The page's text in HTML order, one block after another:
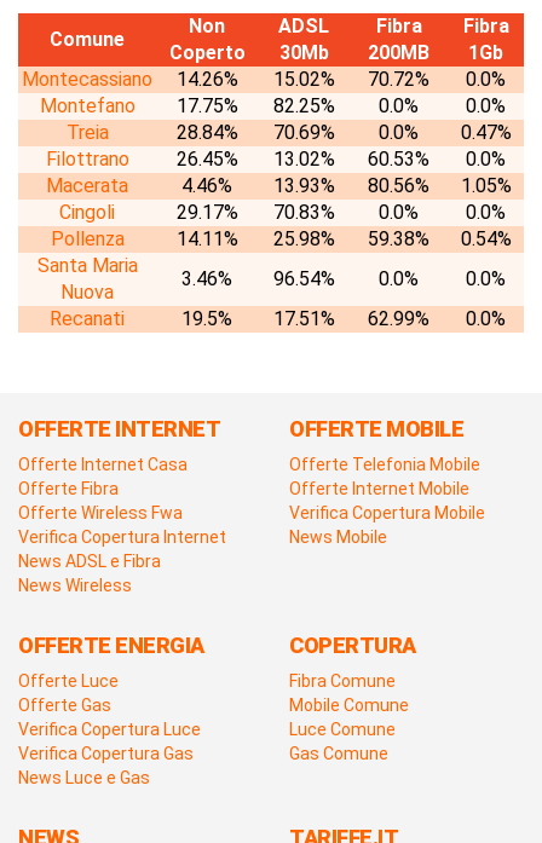
Comune
Non
Coperto
ADSL
30Mb
Fibra
200MB
Fibra
1Gb
Montecassiano
14.26% 15.02% 70.72%
0.0%
Montefano
17.75% 82.25% 0.0%
0.0%
Treia
28.84% 70.69% 0.0%
0.47%
Filottrano
26.45% 13.02% 60.53%
0.0%
Macerata
4.46% 13.93% 80.56%
1.05%
Cingoli
29.17% 70.83% 0.0%
0.0%
Pollenza
14.11% 25.98% 59.38%
0.54%
Santa Maria
Nuova
3.46% 96.54% 0.0%
0.0%
Recanati
19.5% 17.51% 62.99% 0.0%
OFFERTE INTERNET
Offerte Internet Casa
Offerte Fibra
Offerte Wireless Fwa
Verifica Copertura Internet
News ADSL e Fibra
News Wireless
OFFERTE MOBILE
Offerte Telefonia Mobile
Offerte Internet Mobile
Verifica Copertura Mobile
News Mobile
OFFERTE ENERGIA
Offerte Luce
Offerte Gas
Verifica Copertura Luce
Verifica Copertura Gas
News Luce e Gas
COPERTURA
Fibra Comune
Mobile Comune
Luce Comune
Gas Comune
NEWS TARIFFE.IT